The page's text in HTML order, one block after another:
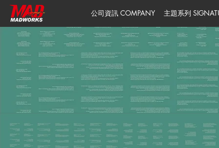
公司資訊 COMPANY 主題系列